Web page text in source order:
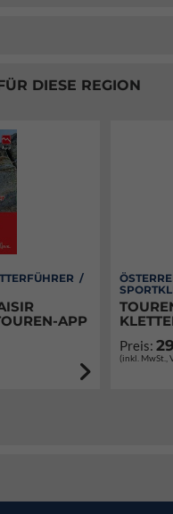
DIESE REGION
/
APP
Preis:
(inkl. MwSt.,